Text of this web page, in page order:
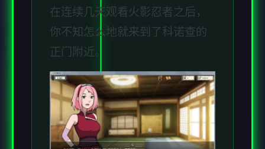
在连续几天观看火影忍者之后，
你不知怎么地就来到了科诺查的
正门附近。